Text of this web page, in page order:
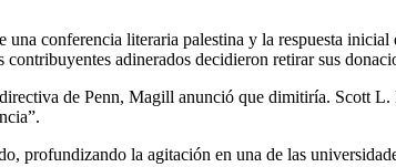
conferencia literaria palestina y la respuesta
adinerados decidieron retirar sus
de Penn, Magill anunció que dimitiría. Scott
profundizando la agitación en una de las